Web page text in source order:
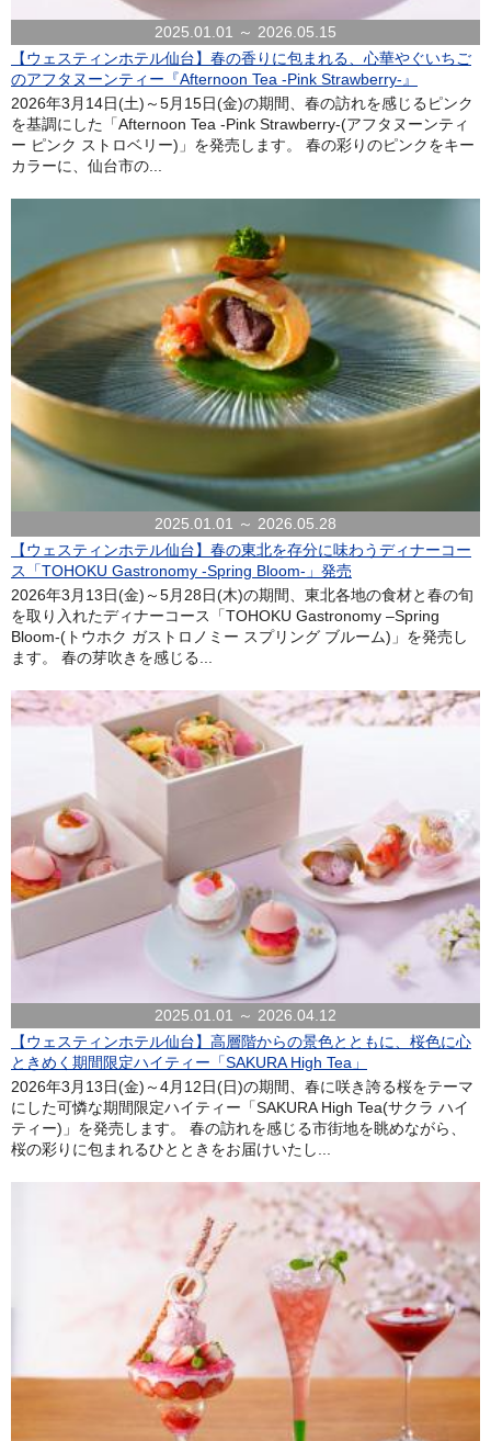
2025.01.01 ～ 2026.05.15
【ウェスティンホテル仙台】春の香りに包まれる、心華やぐいちご
のアフタヌーンティー『Afternoon Tea -Pink Strawberry-』
2026年3月14日(土)～5月15日(金)の期間、春の訪れを感じるピンク
を基調にした「Afternoon Tea -Pink Strawberry-(アフタヌーンティ
ー ピンク ストロベリー)」を発売します。 春の彩りのピンクをキー
カラーに、仙台市の...
2025.01.01 ～ 2026.05.28
【ウェスティンホテル仙台】春の東北を存分に味わうディナーコー
ス「TOHOKU Gastronomy -Spring Bloom-」発売
2026年3月13日(金)～5月28日(木)の期間、東北各地の食材と春の旬
を取り入れたディナーコース「TOHOKU Gastronomy –Spring
Bloom-(トウホク ガストロノミー スプリング ブルーム)」を発売し
ます。 春の芽吹きを感じる...
2025.01.01 ～ 2026.04.12
【ウェスティンホテル仙台】高層階からの景色とともに、桜色に心
ときめく期間限定ハイティー「SAKURA High Tea」
2026年3月13日(金)～4月12日(日)の期間、春に咲き誇る桜をテーマ
にした可憐な期間限定ハイティー「SAKURA High Tea(サクラ ハイ
ティー)」を発売します。 春の訪れを感じる市街地を眺めながら、
桜の彩りに包まれるひとときをお届けいたし...